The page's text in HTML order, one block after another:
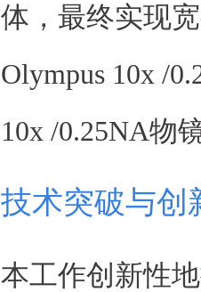
体，最终实现
Olympus 10x /
10x /0.25NA物
技术突破与创
本工作创新性